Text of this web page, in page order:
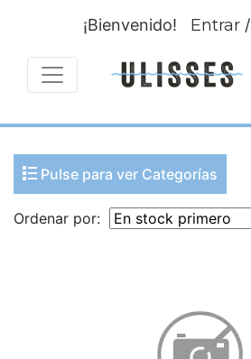
¡Bienvenido! Entrar/
Pulse para ver Categorías
Ordenar por: